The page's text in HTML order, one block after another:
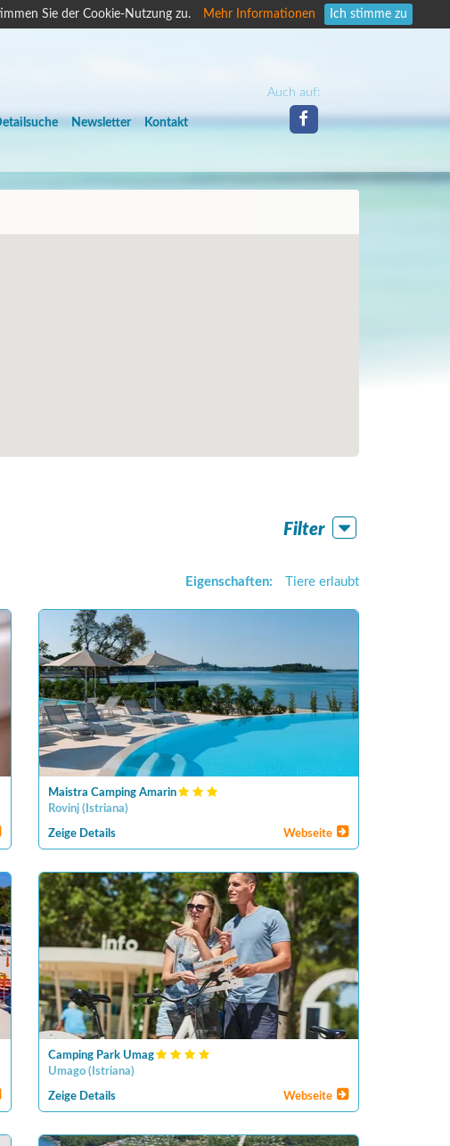
Sie der Cookie-Nutzung zu. Mehr Informationen Ich stimme zu
Newsletter Kontakt
Auch auf:
Filter
Eigenschaften: Tiere erlaubt
Maistra Camping Amarin
Rovinj ( Istriana)
Zeige Details Webseite
Camping Park Umag
Umago ( Istriana)
Zeige Details Webseite